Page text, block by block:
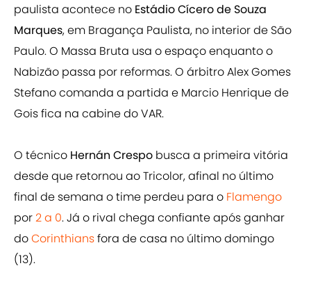
paulista acontece no Estádio Cícero de Souza
Marques, em Bragança Paulista, no interior de São
Paulo. O Massa Bruta usa o espaço enquanto o
Nabizão passa por reformas. O árbitro Alex Gomes
Stefano comanda a partida e Marcio Henrique de
Gois fica na cabine do VAR.
O técnico Hernán Crespo busca a primeira vitória
desde que retornou ao Tricolor, afinal no último
final de semana o time perdeu para o Flamengo
por2 a 0. Já o rival chega confiante após ganhar
doCorinthiansfora de casa no último domingo
(13).